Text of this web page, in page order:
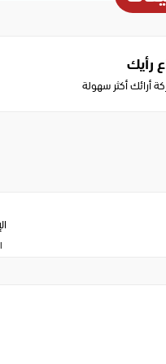
رأيك
أرائك أكثر سهولة